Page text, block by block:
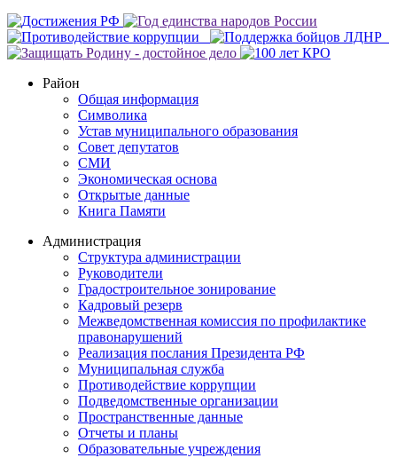
Район
Общая информация
Символика
Устав муниципального образования
Совет депутатов
СМИ
Экономическая основа
Открытые данные
Книга Памяти
Администрация
Структура администрации
Руководители
Градостроительное зонирование
Кадровый резерв
Межведомственная комиссия по профилактике
правонарушений
Реализация послания Президента РФ
Муниципальная служба
Противодействие коррупции
Подведомственные организации
Пространственные данные
Отчеты и планы
Образовательные учреждения